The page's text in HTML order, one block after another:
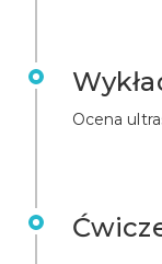
Ocena